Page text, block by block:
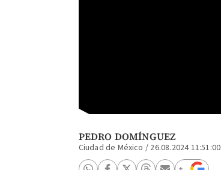
PEDRO DOMÍNGUEZ
Ciudad de México / 26.08.2024 11:51:00